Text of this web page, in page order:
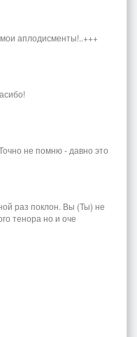
аплодисменты!..+++
не помню - давно это
раз поклон. Вы (Ты) не
тенора но и оче